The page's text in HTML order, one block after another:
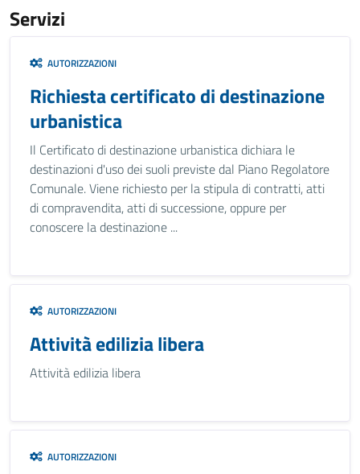
Servizi
AUTORIZZAZIONI
Richiesta certificato di destinazione
urbanistica
Il Certificato di destinazione urbanistica dichiara le
destinazioni d'uso dei suoli previste dal Piano Regolatore
Comunale. Viene richiesto per la stipula di contratti, atti
di compravendita, atti di successione, oppure per
conoscere la destinazione ...
AUTORIZZAZIONI
Attività edilizia libera
Attività edilizia libera
AUTORIZZAZIONI